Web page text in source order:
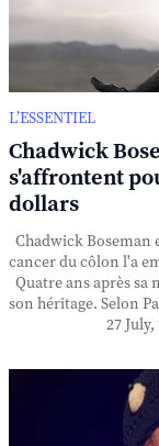
L’ESSENTIEL
Chadwick
s'affrontent
dollars
Chadwick Boseman
cancer du côlon l'a
Quatre ans après sa
son héritage. Selon
27 July,